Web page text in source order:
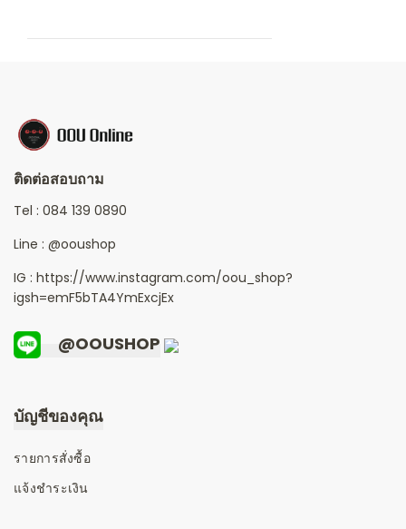
ติดต่อสอบถาม
Tel : 084 139 0890
Line : @ooushop
IG : https://www.instagram.com/oou_shop?
igsh=emF5bTA4YmExcjEx
@OOUSHOP
บัญชีของคุณ
รายการสั่งซื้อ
แจ้งชำระเงิน